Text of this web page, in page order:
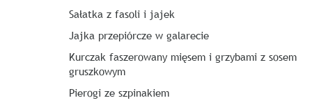
Sałatka z fasoli i jajek
Jajka przepiórcze w galarecie
Kurczak faszerowany mięsem i grzybami z sosem
gruszkowym
Pierogi ze szpinakiem